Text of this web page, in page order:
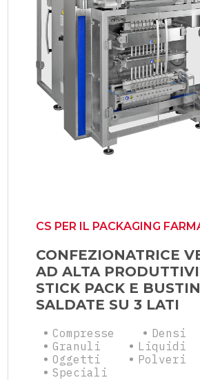
CS PER IL PACKAGING
CONFEZIONATRICE
AD ALTA
STICK PACK E
SALDATE SU 3 LATI
Compresse
Densi
Granuli
Liquidi
Oggetti
Polveri
Speciali